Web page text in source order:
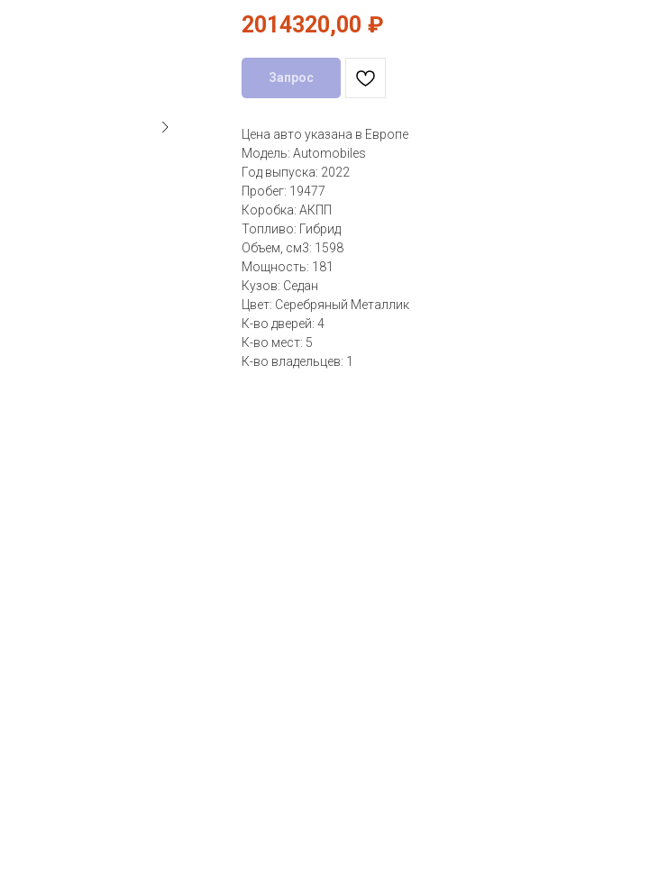
2014320,00 ₽
Запрос
Цена авто указана в Европе
Модель: Automobiles
Год выпуска: 2022
Пробег: 19477
Коробка: АКПП
Топливо: Гибрид
Объем, см3: 1598
Мощность: 181
Кузов: Седан
Цвет: Серебряный Металлик
К-во дверей: 4
К-во мест: 5
К-во владельцев: 1